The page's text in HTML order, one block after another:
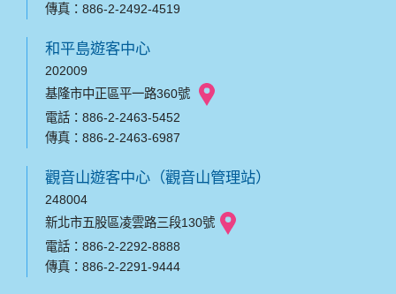
傳真：886-2-2492-4519
和平島遊客中心
202009
基隆市中正區平一路360號
電話：886-2-2463-5452
傳真：886-2-2463-6987
觀音山遊客中心（觀音山管理站）
248004
新北市五股區凌雲路三段130號
電話：886-2-2292-8888
傳真：886-2-2291-9444